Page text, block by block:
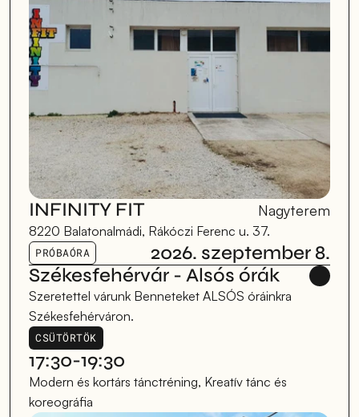
INFINITY FIT Nagyterem
8220 Balatonalmádi, Rákóczi Ferenc u. 37.
PRÓBAÓRA
2026. szeptember 8.
Székesfehérvár - Alsós órák
Szeretettel várunk Benneteket ALSÓS óráinkra
Székesfehérváron.
17:30-19:30
Modern és kortárs tánctréning, Kreatív tánc és
koreográfia
CSÜTÖRTÖK